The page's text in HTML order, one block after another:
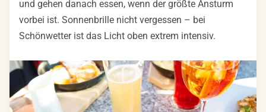
und gehen danach essen, wenn der größte Ansturm
vorbei ist. Sonnenbrille nicht vergessen – bei
Schönwetter ist das Licht oben extrem intensiv.